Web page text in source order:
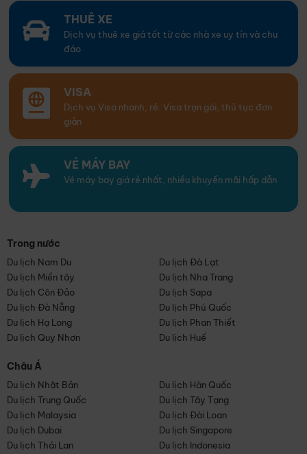
THUÊ XE
Dịch vụ thuê xe giá tốt từ các nhà xe uy tín và chu
đáo
VISA
Dịch vụ Visa nhanh, rẻ. Visa trọn gói, thủ tục đơn
giản
VÉ MÁY BAY
Vé máy bay giá rẻ nhất, nhiều khuyến mãi hấp dẫn
Trong nước
Du lịch Nam Du
Du lịch Đà Lạt
Du lịch Miền tây
Du lịch Nha Trang
Du lịch Côn Đảo
Du lịch Sapa
Du lịch Đà Nẵng
Du lịch Phú Quốc
Du lịch Hạ Long
Du lịch Phan Thiết
Du lịch Quy Nhơn
Du lịch Huế
Châu Á
Du lịch Nhật Bản
Du lịch Hàn Quốc
Du lịch Trung Quốc
Du lịch Tây Tạng
Du lịch Malaysia
Du lịch Đài Loan
Du lịch Dubai
Du lịch Singapore
Du lịch Thái Lan
Du lịch Indonesia